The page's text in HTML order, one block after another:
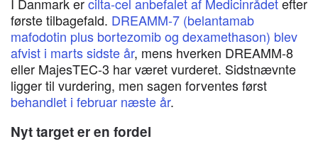
første tilbagefald. DREAMM-7 (belantamab
mafodotin plus bortezomib og dexamethason) blev
afvist i marts sidste år, mens hverken DREAMM-8
eller MajesTEC-3 har været vurderet. Sidstnævnte
ligger til vurdering, men sagen forventes først
behandlet i februar næste år.
Nyt target er en fordel